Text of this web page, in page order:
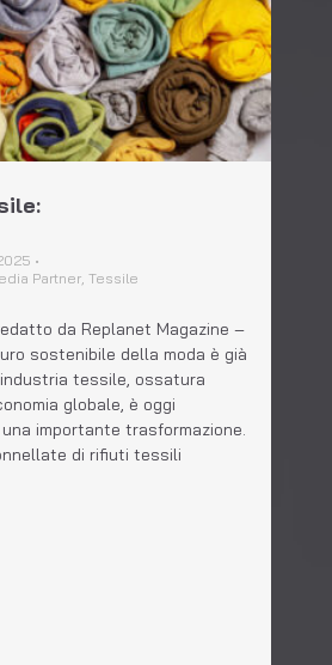
•
Partner, Tessile
da Replanet Magazine –
sostenibile della moda è già
tessile, ossatura
globale, è oggi
importante trasformazione.
di rifiuti tessili